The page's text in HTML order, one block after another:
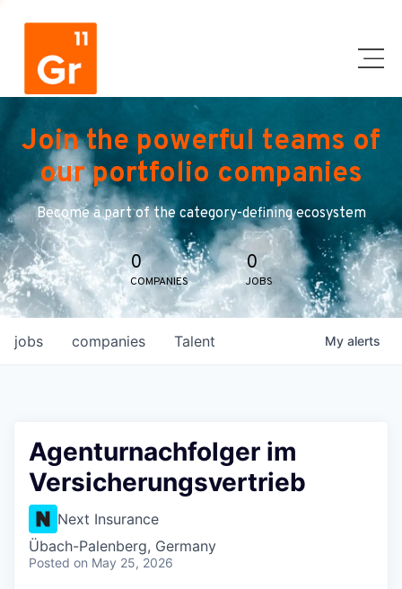
Join the powerful teams of
our portfolio companies
Become a part of the category-defining ecosystem
0
COMPANIES
0
JOBS
jobs companies Talent My alerts
Agenturnachfolger im
Versicherungsvertrieb
Next Insurance
Übach-Palenberg, Germany
Posted on May 25, 2026